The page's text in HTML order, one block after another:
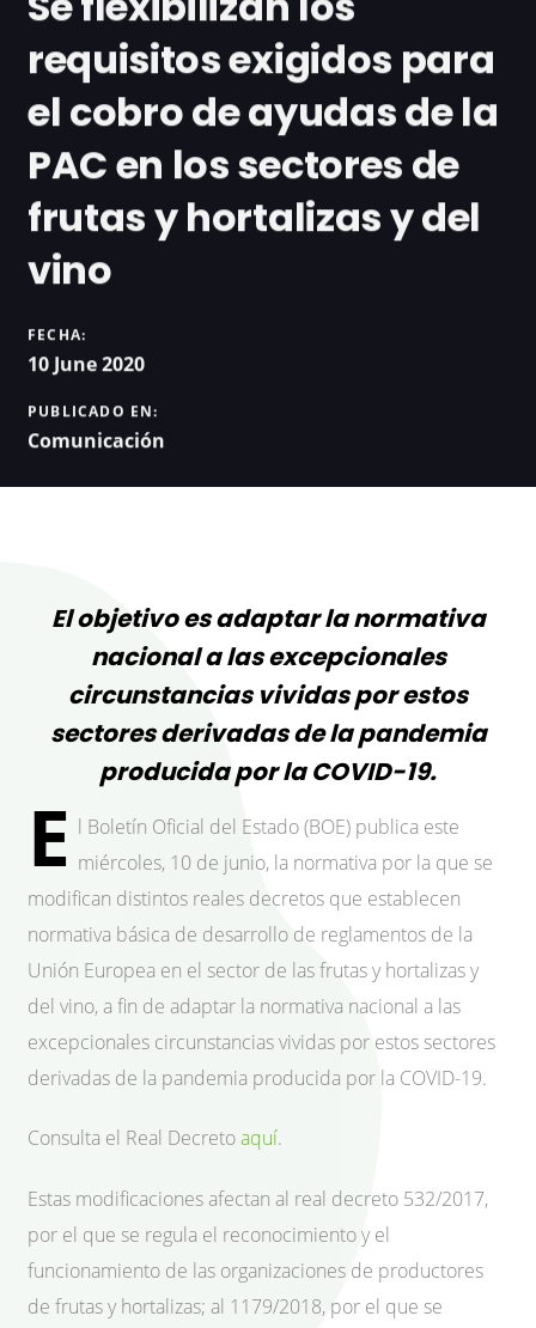
requisitos exigidos para
el cobro de ayudas de la
PAC en los sectores de
frutas y hortalizas y del
vino
FECHA:
10 June 2020
PUBLICADO EN:
Comunicación
El objetivo es adaptar la normativa
nacional a las excepcionales
circunstancias vividas por estos
sectores derivadas de la pandemia
producida por la COVID-19.
E l Boletín Oficial del Estado (BOE) publica este
miércoles, 10 de junio, la normativa por la que se
modifican distintos reales decretos que establecen
normativa básica de desarrollo de reglamentos de la
Unión Europea en el sector de las frutas y hortalizas y
del vino, a fin de adaptar la normativa nacional a las
excepcionales circunstancias vividas por estos sectores
derivadas de la pandemia producida por la COVID-19.
Consulta el Real Decretoaquí.
Estas modificaciones afectan al real decreto 532/2017,
por el que se regula el reconocimiento y el
funcionamiento de las organizaciones de productores
de frutas y hortalizas; al 1179/2018, por el que se